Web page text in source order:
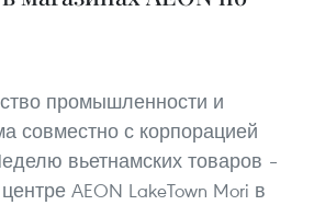
промышленности и
совместно с корпорацией
вьетнамских товаров –
AEON LakeTown Mori в